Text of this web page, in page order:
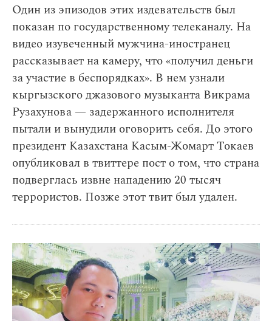
Один из эпизодов этих издевательств был
показан по государственному телеканалу. На
видео изувеченный мужчина-иностранец
рассказывает на камеру, что «получил деньги
за участие в беспорядках». В нем узнали
кыргызского джазового музыканта Викрама
Рузахунова — задержанного исполнителя
пытали и вынудили оговорить себя. До этого
президент Казахстана Касым-Жомарт Токаев
опубликовал в твиттере пост о том, что страна
подверглась извне нападению 20 тысяч
террористов. Позже этот твит был удален.